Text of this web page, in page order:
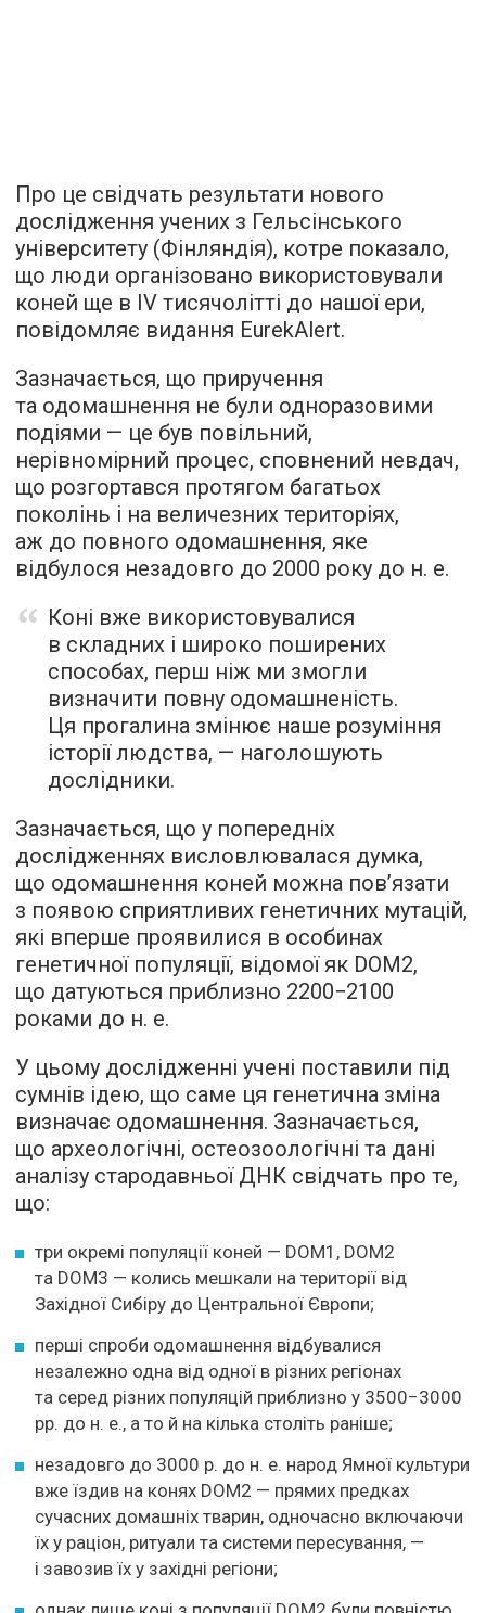
Про це свідчать результати нового
дослідження учених з Гельсінського
університету (Фінляндія), котре показало,
що люди організовано використовували
коней ще в IV тисячолітті до нашої ери,
повідомляє видання EurekAlert.
Зазначається, що приручення
та одомашнення не були одноразовими
подіями — це був повільний,
нерівномірний процес, сповнений невдач,
що розгортався протягом багатьох
поколінь і на величезних територіях,
аж до повного одомашнення, яке
відбулося незадовго до 2000 року до н. е.
Коні вже використовувалися
в складних і широко поширених
способах, перш ніж ми змогли
визначити повну одомашненість.
Ця прогалина змінює наше розуміння
історії людства, — наголошують
дослідники.
Зазначається, що у попередніх
дослідженнях висловлювалася думка,
що одомашнення коней можна пов’язати
з появою сприятливих генетичних мутацій,
які вперше проявилися в особинах
генетичної популяції, відомої як DOM2,
що датуються приблизно 2200−2100
роками до н. е.
У цьому дослідженні учені поставили під
сумнів ідею, що саме ця генетична зміна
визначає одомашнення. Зазначається,
що археологічні, остеозоологічні та дані
аналізу стародавньої ДНК свідчать про те,
що:
три окремі популяції коней — DOM1, DOM2
та DOM3 — колись мешкали на території від
Західної Сибіру до Центральної Європи;
перші спроби одомашнення відбувалися
незалежно одна від одної в різних регіонах
та серед різних популяцій приблизно у 3500−3000
рр. до н. е., а то й на кілька століть раніше;
незадовго до 3000 р. до н. е. народ Ямної культури
вже їздив на конях DOM2 — прямих предках
сучасних домашніх тварин, одночасно включаючи
їх у раціон, ритуали та системи пересування, —
і завозив їх у західні регіони;